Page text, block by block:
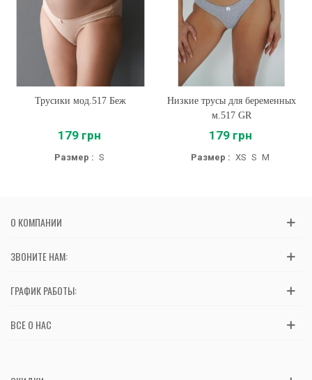
Трусики мод.517 Беж
179 грн
Размер : S
Низкие трусы для беременных
м.517 GR
179 грн
Размер : XS S M
О КОМПАНИИ
ЗВОНИТЕ НАМ:
ГРАФИК РАБОТЫ:
ВСЕ О НАС